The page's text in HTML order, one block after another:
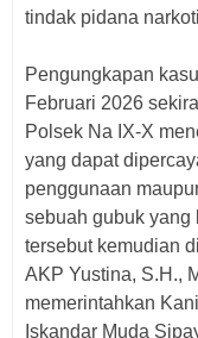
tindak pidana
Pengungkapan
Februari 2026
Polsek Na IX-X
yang dapat
penggunaan
sebuah gubuk yang
tersebut kemudian
AKP Yustina, S.H.,
memerintahkan
Iskandar Muda